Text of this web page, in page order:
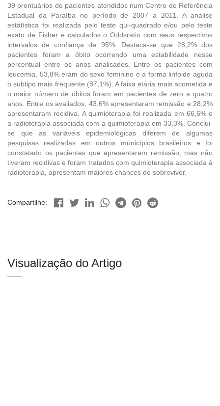
39 prontuários de pacientes atendidos num Centro de Referência
Estadual da Paraíba no período de 2007 a 2011. A análise
estatística foi realizada pelo teste qui-quadrado e/ou pelo teste
exato de Fisher e calculados o Oddsratio com seus respectivos
intervalos de confiança de 95%. Destaca-se que 28,2% dos
pacientes foram a óbito ocorrendo uma estabilidade nesse
percentual entre os anos analisados. Entre os pacientes com
leucemia, 53,8% eram do sexo feminino e a forma linfoide aguda
o subtipo mais frequente (87,1%). A faixa etária mais acometida e
o maior número de óbitos foram em pacientes de zero a quatro
anos. Entre os avaliados, 43,6% apresentaram remissão e 28,2%
apresentaram recidiva. A quimioterapia foi realizada em 66,6% e
a radioterapia associada com a quimioterapia em 33,3%. Conclui-
se que as variáveis epidemiológicas diferem de algumas
pesquisas realizadas em outros municípios brasileiros e foi
constatado os pacientes que apresentaram remissão, mas não
tiveram recidivas e foram tratados com quimioterapia associada à
radioterapia, apresentam maiores chances de sobreviver.
Compartilhe:
Visualização do Artigo